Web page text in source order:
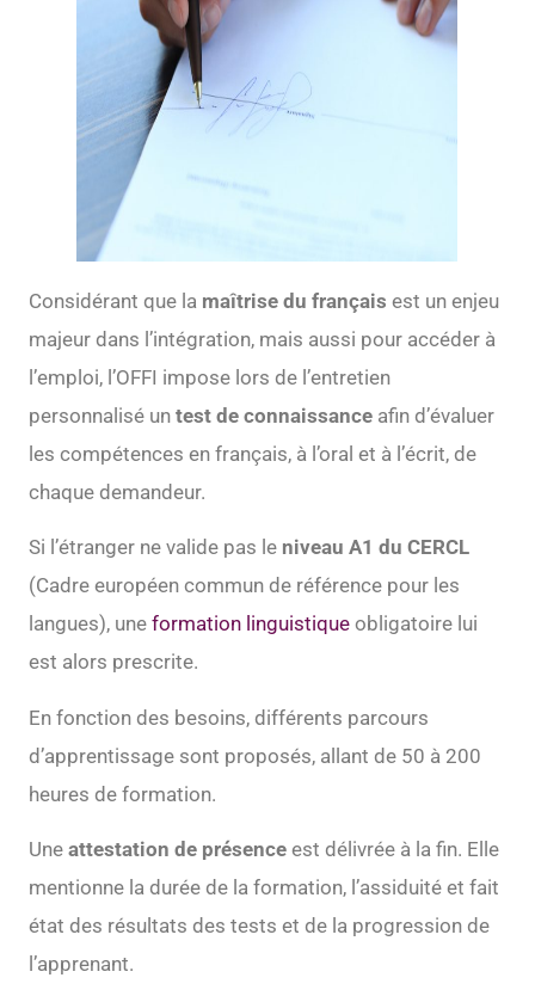
Considérant que la maîtrise du français est un enjeu
majeur dans l’intégration, mais aussi pour accéder à
l’emploi, l’OFFI impose lors de l’entretien
personnalisé un test de connaissanceafin d’évaluer
les compétences en français, à l’oral et à l’écrit, de
chaque demandeur.
Si l’étranger ne valide pas le niveau A1 du CERCL
(Cadre européen commun de référence pour les
langues), uneformation linguistiqueobligatoire lui
est alors prescrite.
En fonction des besoins, différents parcours
d’apprentissage sont proposés, allant de 50 à 200
heures de formation.
Une attestation de présenceest délivrée à la fin. Elle
mentionne la durée de la formation, l’assiduité et fait
état des résultats des tests et de la progression de
l’apprenant.